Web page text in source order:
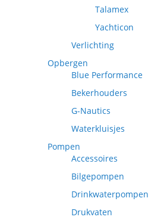
Talamex
Yachticon
Verlichting
Opbergen
Blue Performance
Bekerhouders
G-Nautics
Waterkluisjes
Pompen
Accessoires
Bilgepompen
Drinkwaterpompen
Drukvaten